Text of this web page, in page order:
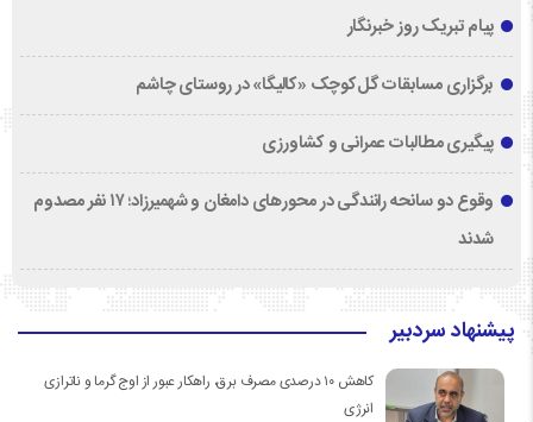
پیام تبریک روز خبرنگار
برگزاری مسابقات گل‌کوچک «کالیگا» در روستای چاشم
پیگیری مطالبات عمرانی و کشاورزی
وقوع دو سانحه رانندگی در محورهای دامغان و شهمیرزاد؛ ۱۷ نفر مصدوم
شدند
پیشنهاد سردبیر
کاهش ۱۰ درصدی مصرف برق، راهکار عبور از اوج گرما و ناترازی
انرژی